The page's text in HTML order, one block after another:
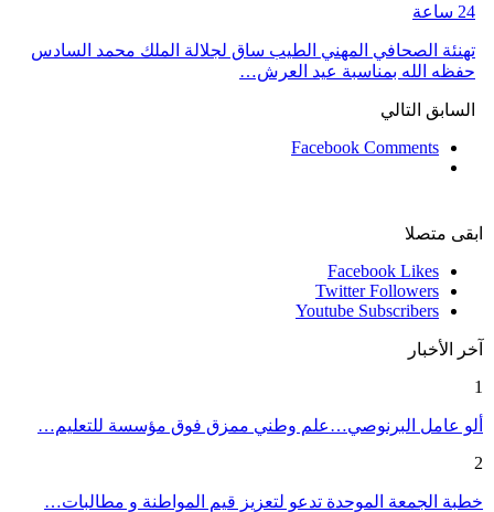
24 ساعة
تهنئة الصحافي المهني الطيب ساق لجلالة الملك محمد السادس
حفظه الله بمناسبة عيد العرش…
السابق التالي
Facebook Comments
ابقى متصلا
Facebook Likes
Twitter Followers
Youtube Subscribers
آخر الأخبار
1
ألو عامل البرنوصي…علم وطني ممزق فوق مؤسسة للتعليم…
2
خطبة الجمعة الموحدة تدعو لتعزيز قيم المواطنة و مطالبات…